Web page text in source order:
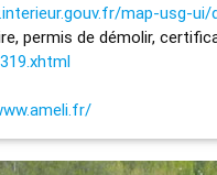
map-usg-
permis de démolir,